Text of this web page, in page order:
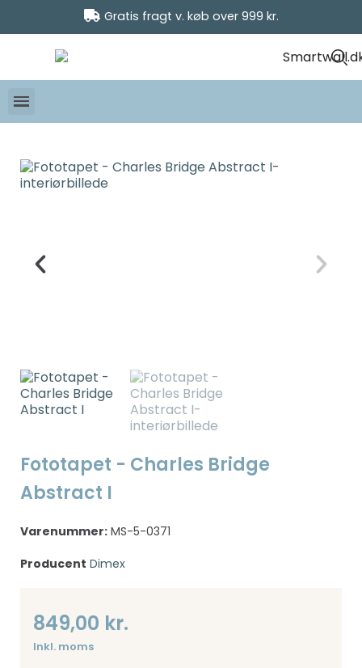
Gratis fragt v. køb over 999 kr.
Fototapet - Charles Bridge
Abstract I
Varenummer: MS-5-0371
Producent Dimex
849,00 kr.
Inkl. moms